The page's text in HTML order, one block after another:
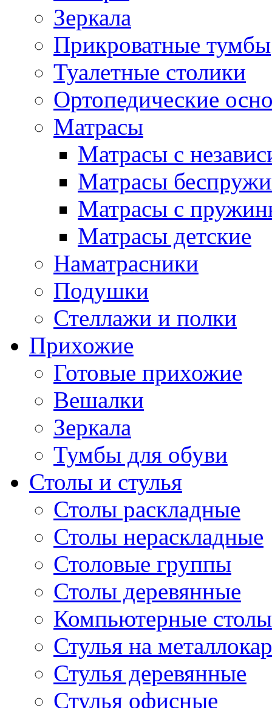
Зеркала
Прикроватные тумбы
Туалетные столики
Ортопедические
Матрасы
Матрасы с
Матрасы
Матрасы с
Матрасы детские
Наматрасники
Подушки
Стеллажи и полки
Прихожие
Готовые прихожие
Вешалки
Зеркала
Тумбы для обуви
Столы и стулья
Столы раскладные
Столы нераскладные
Столовые группы
Столы деревянные
Компьютерные столы
Стулья на
Стулья деревянные
Стулья офисные